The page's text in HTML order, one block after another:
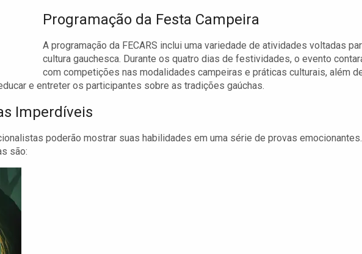
Programação da Festa Campeira
A programação da FECARS inclui uma variedade de atividades voltadas
cultura gauchesca. Durante os quatro dias de festividades, o evento
com competições nas modalidades campeiras e práticas culturais, além
e entreter os participantes sobre as tradições gaúchas.
Imperdíveis
poderão mostrar suas habilidades em uma série de provas emocionantes.
são: